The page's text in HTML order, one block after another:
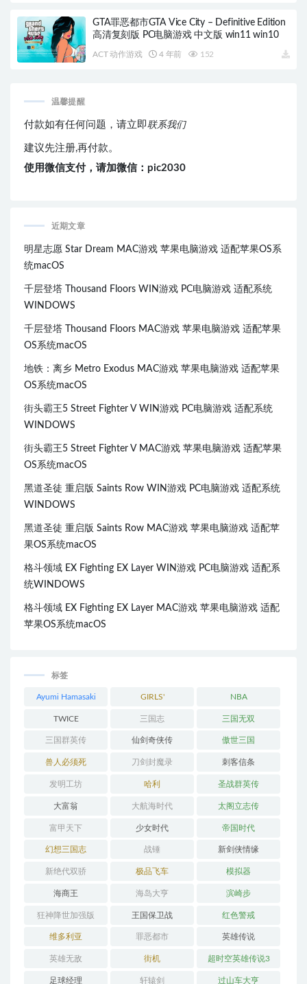
GTA罪恶都市GTA Vice City – Definitive Edition
高清复刻版 PC电脑游戏 中文版 win11 win10
ACT 动作游戏 4 年前 152
温馨提醒
付款如有任何问题，请立即联系我们
建议先注册,再付款。
使用微信支付，请加微信：pic2030
近期文章
明星志愿 Star Dream MAC游戏 苹果电脑游戏 适配苹果OS系
统macOS
千层登塔 Thousand Floors WIN游戏 PC电脑游戏 适配系统
WINDOWS
千层登塔 Thousand Floors MAC游戏 苹果电脑游戏 适配苹果
OS系统macOS
地铁：离乡 Metro Exodus MAC游戏 苹果电脑游戏 适配苹果
OS系统macOS
街头霸王5 Street Fighter V WIN游戏 PC电脑游戏 适配系统
WINDOWS
街头霸王5 Street Fighter V MAC游戏 苹果电脑游戏 适配苹果
OS系统macOS
黑道圣徒 重启版 Saints Row WIN游戏 PC电脑游戏 适配系统
WINDOWS
黑道圣徒 重启版 Saints Row MAC游戏 苹果电脑游戏 适配苹
果OS系统macOS
格斗领域 EX Fighting EX Layer WIN游戏 PC电脑游戏 适配系
统WINDOWS
格斗领域 EX Fighting EX Layer MAC游戏 苹果电脑游戏 适配
苹果OS系统macOS
标签
Ayumi Hamasaki GIRLS'
GENERATION
NBA
TWICE 三国志 三国无双
三国群英传 仙剑奇侠传 傲世三国
兽人必须死 刀剑封魔录 刺客信条
发明工坊 哈利 圣战群英传
大富翁 大航海时代 太阁立志传
富甲天下 少女时代 帝国时代
幻想三国志 战锤 新剑侠情缘
新绝代双骄 极品飞车 模拟器
海商王 海岛大亨 滨崎步
狂神降世加强版 王国保卫战 红色警戒
维多利亚 罪恶都市 英雄传说
英雄无敌 街机 超时空英雄传说3
足球经理 轩辕剑 过山车大亨